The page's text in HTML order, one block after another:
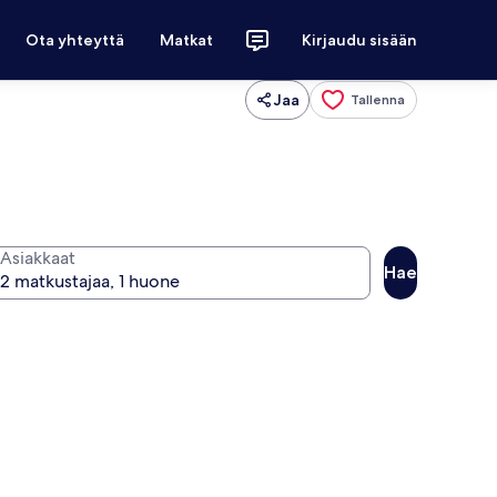
Ota yhteyttä Matkat Kirjaudu sisään
Jaa Tallenna
Asiakkaat
Hae